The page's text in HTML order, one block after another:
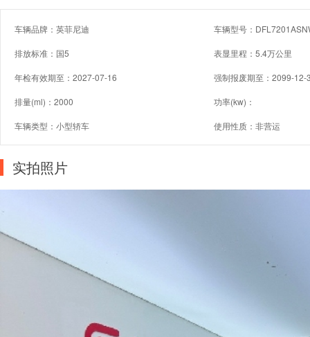
车辆品牌：英菲尼迪 车辆型号：
排放标准：国5 表显里程：5.4万公里
年检有效期至：2027-07-16 强制报废期至：2099-12-
排量(ml)：2000 功率(kw)：
车辆类型：小型轿车 使用性质：非营运
实拍照片